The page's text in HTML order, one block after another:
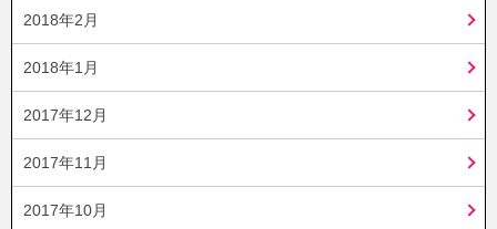
2018年2月
2018年1月
2017年12月
2017年11月
2017年10月